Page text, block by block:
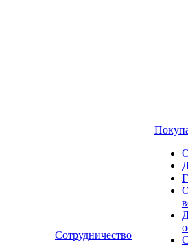
Сотрудничество